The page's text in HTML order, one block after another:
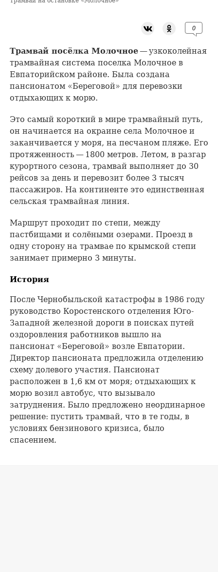
0
Трамвай посёлка Молочное— узкоколейная
трамвайная система поселка Молочное в
Евпаторийском районе. Была создана
пансионатом «Береговой» для перевозки
отдыхающих к морю.
Это самый короткий в мире трамвайный путь,
он начинается на окраине села Молочное и
заканчивается у моря, на песчаном пляже. Его
протяженность — 1800 метров. Летом, в разгар
курортного сезона, трамвай выполняет до 30
рейсов за день и перевозит более 3 тысяч
пассажиров. На континенте это единственная
сельская трамвайная линия.
Маршрут проходит по степи, между
пастбищами и солёными озерами. Проезд в
одну сторону на трамвае по крымской степи
занимает примерно 3 минуты.
История
После Чернобыльской катастрофы в 1986 году
руководство Коростенского отделения Юго-
Западной железной дороги в поисках путей
оздоровления работников вышло на
пансионат «Береговой» возле Евпатории.
Директор пансионата предложила отделению
схему долевого участия. Пансионат
расположен в 1,6 км от моря; отдыхающих к
морю возил автобус, что вызывало
затруднения. Было предложено неординарное
решение: пустить трамвай, что в те годы, в
условиях бензинового кризиса, было
спасением.